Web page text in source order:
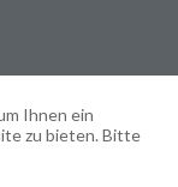
Ihnen ein
zu bieten. Bitte